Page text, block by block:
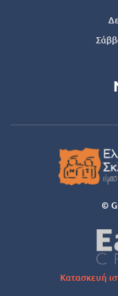
©
Κατασκευή